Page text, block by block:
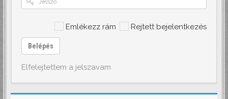
Emlékezz rám Rejtett bejelentkezés
Belépés
Elfelejtettem a jelszavam